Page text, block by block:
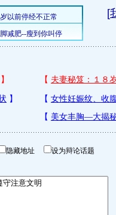
[
隐藏地址 设为辩论话题